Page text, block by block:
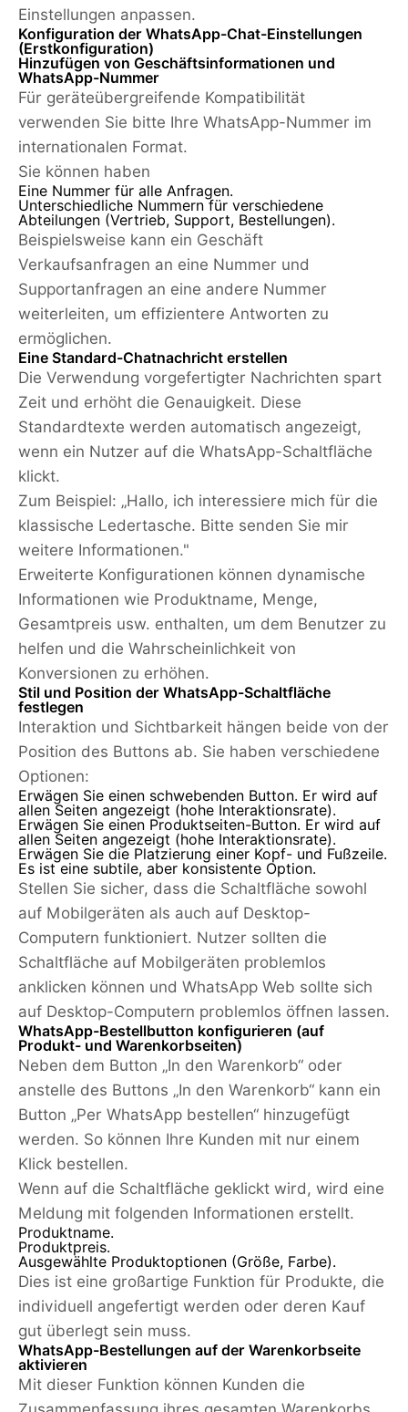
Einstellungen anpassen.
Konfiguration der WhatsApp-Chat-Einstellungen
(Erstkonfiguration)
Hinzufügen von Geschäftsinformationen und
WhatsApp-Nummer
Für geräteübergreifende Kompatibilität
verwenden Sie bitte Ihre WhatsApp-Nummer im
internationalen Format.
Sie können haben
Eine Nummer für alle Anfragen.
Unterschiedliche Nummern für verschiedene
Abteilungen (Vertrieb, Support, Bestellungen).
Beispielsweise kann ein Geschäft
Verkaufsanfragen an eine Nummer und
Supportanfragen an eine andere Nummer
weiterleiten, um effizientere Antworten zu
ermöglichen.
Eine Standard-Chatnachricht erstellen
Die Verwendung vorgefertigter Nachrichten spart
Zeit und erhöht die Genauigkeit. Diese
Standardtexte werden automatisch angezeigt,
wenn ein Nutzer auf die WhatsApp-Schaltfläche
klickt.
Zum Beispiel: „Hallo, ich interessiere mich für die
klassische Ledertasche. Bitte senden Sie mir
weitere Informationen."
Erweiterte Konfigurationen können dynamische
Informationen wie Produktname, Menge,
Gesamtpreis usw. enthalten, um dem Benutzer zu
helfen und die Wahrscheinlichkeit von
Konversionen zu erhöhen.
Stil und Position der WhatsApp-Schaltfläche
festlegen
Interaktion und Sichtbarkeit hängen beide von der
Position des Buttons ab. Sie haben verschiedene
Optionen:
Erwägen Sie einen schwebenden Button. Er wird auf
allen Seiten angezeigt (hohe Interaktionsrate).
Erwägen Sie einen Produktseiten-Button. Er wird auf
allen Seiten angezeigt (hohe Interaktionsrate).
Erwägen Sie die Platzierung einer Kopf- und Fußzeile.
Es ist eine subtile, aber konsistente Option.
Stellen Sie sicher, dass die Schaltfläche sowohl
auf Mobilgeräten als auch auf Desktop-
Computern funktioniert. Nutzer sollten die
Schaltfläche auf Mobilgeräten problemlos
anklicken können und WhatsApp Web sollte sich
auf Desktop-Computern problemlos öffnen lassen.
WhatsApp-Bestellbutton konfigurieren (auf
Produkt- und Warenkorbseiten)
Neben dem Button „In den Warenkorb“ oder
anstelle des Buttons „In den Warenkorb“ kann ein
Button „Per WhatsApp bestellen“ hinzugefügt
werden. So können Ihre Kunden mit nur einem
Klick bestellen.
Wenn auf die Schaltfläche geklickt wird, wird eine
Meldung mit folgenden Informationen erstellt.
Produktname.
Produktpreis.
Ausgewählte Produktoptionen (Größe, Farbe).
Dies ist eine großartige Funktion für Produkte, die
individuell angefertigt werden oder deren Kauf
gut überlegt sein muss.
WhatsApp-Bestellungen auf der Warenkorbseite
aktivieren
Mit dieser Funktion können Kunden die